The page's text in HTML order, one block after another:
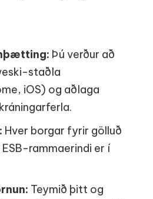
Þú verður að
staðla
iOS) og aðlaga
Hver borgar fyrir gölluð
rammaerindi er í
Teymið þitt og